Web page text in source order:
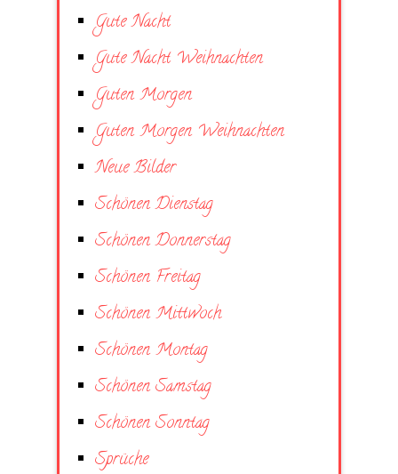
Gute Nacht
Gute Nacht Weihnachten
Guten Morgen
Guten Morgen Weihnachten
Neue Bilder
Schönen Dienstag
Schönen Donnerstag
Schönen Freitag
Schönen Mittwoch
Schönen Montag
Schönen Samstag
Schönen Sonntag
Sprüche